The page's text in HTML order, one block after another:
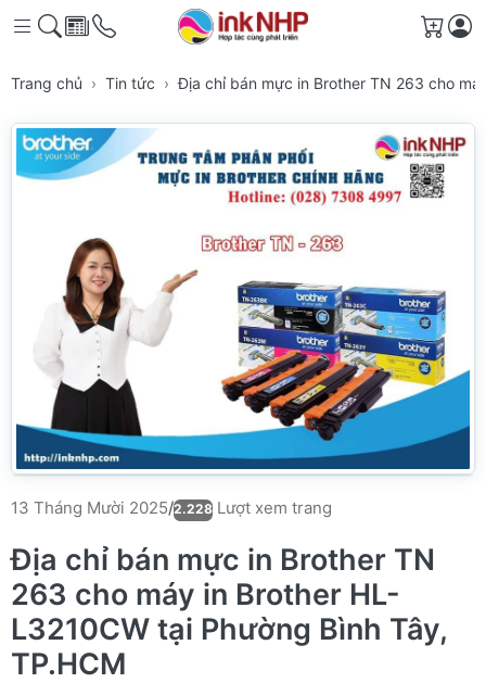
Giỏ
Trang chủ Tin tức Địa chỉ bán mực in Brother TN 263 cho
13 Tháng Mười 2025/2.228 Lượt xem trang
Địa chỉ bán mực in Brother TN
263 cho máy in Brother HL-
L3210CW tại Phường Bình Tây,
TP.HCM